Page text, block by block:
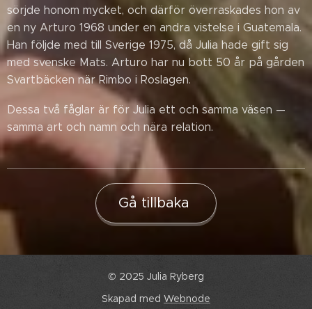
sörjde honom mycket, och därför överraskades hon av
en ny Arturo 1968 under en andra vistelse i Guatemala.
Han följde med till Sverige 1975, då Julia hade gift sig
med svenske Mats. Arturo har nu bott 50 år på gården
Svartbäcken när Rimbo i Roslagen.
Dessa två fåglar är för Julia ett och samma väsen —
samma art och namn och nära relation.
Gå tillbaka
© 2025 Julia Ryberg
Skapad med Webnode